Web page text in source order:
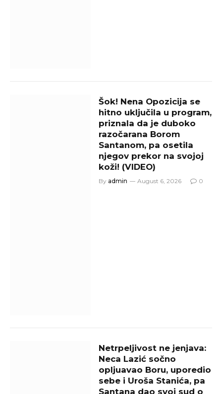
Šok! Nena Opozicija se
hitno uključila u program,
priznala da je duboko
razočarana Borom
Santanom, pa osetila
njegov prekor na svojoj
koži! (VIDEO)
By admin August 6, 2026 0
Netrpeljivost ne jenjava:
Neca Lazić sočno
opljuavao Boru, uporedio
sebe i Uroša Stanića, pa
Santana dao svoj sud o